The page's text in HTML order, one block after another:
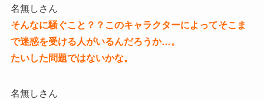
名無しさん
そんなに騒ぐこと？？このキャラクターによってそこま
で迷惑を受ける人がいるんだろうか…。
たいした問題ではないかな。
名無しさん